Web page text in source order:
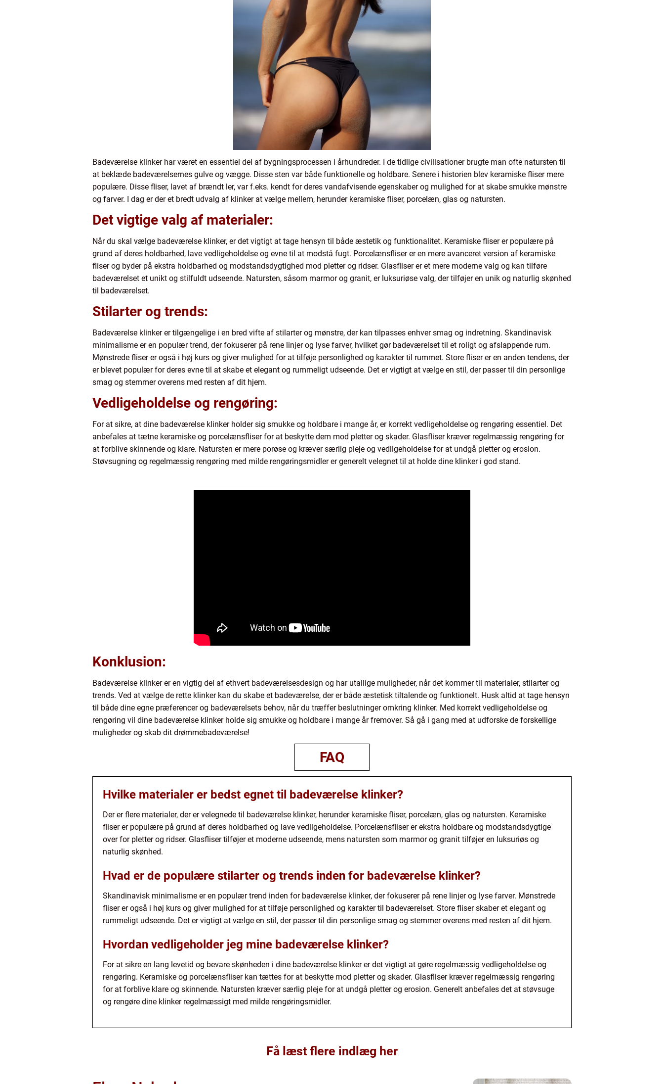
Badeværelse klinker har været en essentiel del af bygningsprocessen i århundreder. I de tidlige civilisationer brugte man ofte natursten til
at beklæde badeværelsernes gulve og vægge. Disse sten var både funktionelle og holdbare. Senere i historien blev keramiske fliser mere
populære. Disse fliser, lavet af brændt ler, var f.eks. kendt for deres vandafvisende egenskaber og mulighed for at skabe smukke mønstre
og farver. I dag er der et bredt udvalg af klinker at vælge mellem, herunder keramiske fliser, porcelæn, glas og natursten.
Det vigtige valg af materialer:
Når du skal vælge badeværelse klinker, er det vigtigt at tage hensyn til både æstetik og funktionalitet. Keramiske fliser er populære på
grund af deres holdbarhed, lave vedligeholdelse og evne til at modstå fugt. Porcelænsfliser er en mere avanceret version af keramiske
fliser og byder på ekstra holdbarhed og modstandsdygtighed mod pletter og ridser. Glasfliser er et mere moderne valg og kan tilføre
badeværelset et unikt og stilfuldt udseende. Natursten, såsom marmor og granit, er luksuriøse valg, der tilføjer en unik og naturlig skønhed
til badeværelset.
Stilarter og trends:
Badeværelse klinker er tilgængelige i en bred vifte af stilarter og mønstre, der kan tilpasses enhver smag og indretning. Skandinavisk
minimalisme er en populær trend, der fokuserer på rene linjer og lyse farver, hvilket gør badeværelset til et roligt og afslappende rum.
Mønstrede fliser er også i høj kurs og giver mulighed for at tilføje personlighed og karakter til rummet. Store fliser er en anden tendens, der
er blevet populær for deres evne til at skabe et elegant og rummeligt udseende. Det er vigtigt at vælge en stil, der passer til din personlige
smag og stemmer overens med resten af dit hjem.
Vedligeholdelse og rengøring:
For at sikre, at dine badeværelse klinker holder sig smukke og holdbare i mange år, er korrekt vedligeholdelse og rengøring essentiel. Det
anbefales at tætne keramiske og porcelænsfliser for at beskytte dem mod pletter og skader. Glasfliser kræver regelmæssig rengøring for
at forblive skinnende og klare. Natursten er mere porøse og kræver særlig pleje og vedligeholdelse for at undgå pletter og erosion.
Støvsugning og regelmæssig rengøring med milde rengøringsmidler er generelt velegnet til at holde dine klinker i god stand.
Konklusion:
Badeværelse klinker er en vigtig del af ethvert badeværelsesdesign og har utallige muligheder, når det kommer til materialer, stilarter og
trends. Ved at vælge de rette klinker kan du skabe et badeværelse, der er både æstetisk tiltalende og funktionelt. Husk altid at tage hensyn
til både dine egne præferencer og badeværelsets behov, når du træffer beslutninger omkring klinker. Med korrekt vedligeholdelse og
rengøring vil dine badeværelse klinker holde sig smukke og holdbare i mange år fremover. Så gå i gang med at udforske de forskellige
muligheder og skab dit drømmebadeværelse!
FAQ
Hvilke materialer er bedst egnet til badeværelse klinker?
Der er flere materialer, der er velegnede til badeværelse klinker, herunder keramiske fliser, porcelæn, glas og natursten. Keramiske
fliser er populære på grund af deres holdbarhed og lave vedligeholdelse. Porcelænsfliser er ekstra holdbare og modstandsdygtige
over for pletter og ridser. Glasfliser tilføjer et moderne udseende, mens natursten som marmor og granit tilføjer en luksuriøs og
naturlig skønhed.
Hvad er de populære stilarter og trends inden for badeværelse klinker?
Skandinavisk minimalisme er en populær trend inden for badeværelse klinker, der fokuserer på rene linjer og lyse farver. Mønstrede
fliser er også i høj kurs og giver mulighed for at tilføje personlighed og karakter til badeværelset. Store fliser skaber et elegant og
rummeligt udseende. Det er vigtigt at vælge en stil, der passer til din personlige smag og stemmer overens med resten af dit hjem.
Hvordan vedligeholder jeg mine badeværelse klinker?
For at sikre en lang levetid og bevare skønheden i dine badeværelse klinker er det vigtigt at gøre regelmæssig vedligeholdelse og
rengøring. Keramiske og porcelænsfliser kan tættes for at beskytte mod pletter og skader. Glasfliser kræver regelmæssig rengøring
for at forblive klare og skinnende. Natursten kræver særlig pleje for at undgå pletter og erosion. Generelt anbefales det at støvsuge
og rengøre dine klinker regelmæssigt med milde rengøringsmidler.
Få læst flere indlæg her